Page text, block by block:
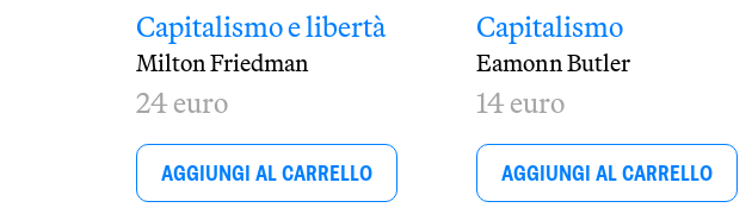
Capitalismo e libertà
Milton Friedman
24 euro
AGGIUNGI AL CARRELLO
Capitalismo
Eamonn Butler
14 euro
AGGIUNGI AL CARRELLO